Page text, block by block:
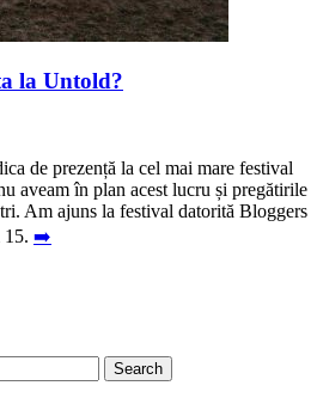
la Untold?
de prezență la cel mai mare festival
aveam în plan acest lucru și pregătirile
Am ajuns la festival datorită Bloggers
15. ➡️